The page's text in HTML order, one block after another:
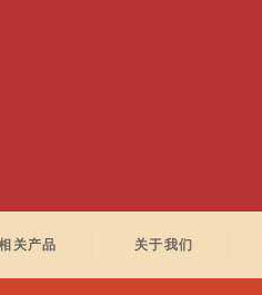
关产品 关于我们